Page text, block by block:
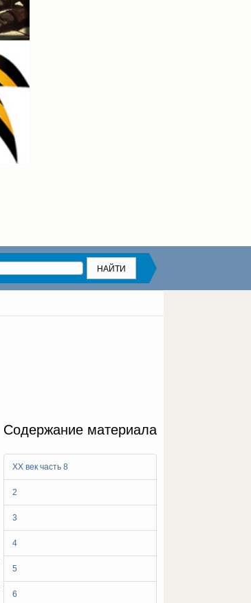
Содержание материала
ХХ век часть 8
2
3
4
5
6